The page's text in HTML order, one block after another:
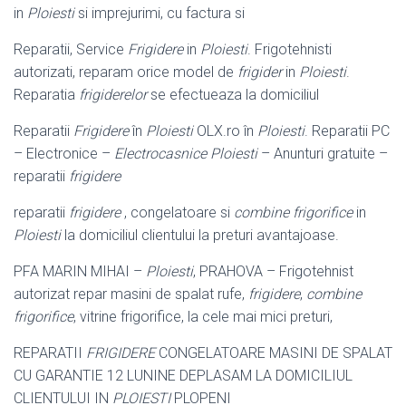
in Ploiestisi imprejurimi, cu factura si
Reparatii, Service Frigiderein Ploiesti. Frigotehnisti
autorizati, reparam orice model de frigiderin Ploiesti.
Reparatia frigiderelorse efectueaza la domiciliul
Reparatii Frigidereîn PloiestiOLX.ro în Ploiesti. Reparatii PC
– Electronice – Electrocasnice Ploiesti– Anunturi gratuite –
reparatii frigidere
reparatii frigidere, congelatoare si combine frigorificein
Ploiestila domiciliul clientului la preturi avantajoase.
PFA MARIN MIHAI – Ploiesti, PRAHOVA – Frigotehnist
autorizat repar masini de spalat rufe, frigidere, combine
frigorifice, vitrine frigorifice, la cele mai mici preturi,
REPARATII FRIGIDERECONGELATOARE MASINI DE SPALAT
CU GARANTIE 12 LUNINE DEPLASAM LA DOMICILIUL
CLIENTULUI IN PLOIESTIPLOPENI